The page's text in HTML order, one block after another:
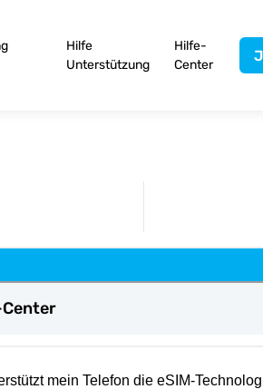
Hilfe
Unterstützung
Hilfe-
Center
mein Telefon die eSIM-